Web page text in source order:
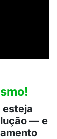
esteja
— e